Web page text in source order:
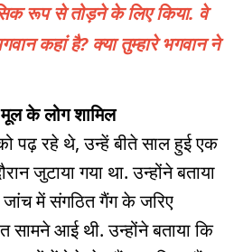
रूप से तोड़ने के लिए किया. वे
कहां है? क्या तुम्हारे भगवान ने
के लोग शामिल
पढ़ रहे थे, उन्हें बीते साल हुई एक
जुटाया गया था. उन्होंने बताया
में संगठित गैंग के जरिए
सामने आई थी. उन्होंने बताया कि